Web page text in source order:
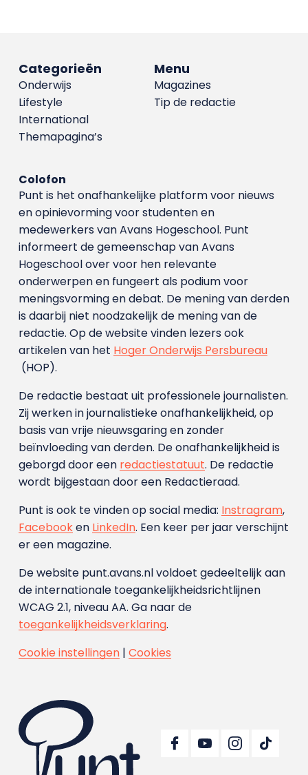
Menu
Magazines
Tip de redactie
Categorieën
Onderwijs
Lifestyle
International
Themapagina’s
Colofon
Punt is het onafhankelijke platform voor nieuws
en opinievorming voor studenten en
medewerkers van Avans Hoge­school. Punt
informeert de gemeenschap van Avans
Hogeschool over voor hen relevante
onderwerpen en fungeert als podium voor
meningsvorming en debat. De mening van derden
is daarbij niet noodzakelijk de mening van de
redactie. Op de website vinden lezers ook
artikelen van het Hoger Onderwijs Persbureau
(HOP).
De redactie bestaat uit professionele journalisten.
Zij werken in journalistieke onafhankelijkheid, op
basis van vrije nieuwsgaring en zonder
beïnvloeding van derden. De onafhankelijkheid is
geborgd door een redactiestatuut. De redactie
wordt bijgestaan door een Redactieraad.
Punt is ook te vinden op social media: Instragram,
Facebooken LinkedIn. Een keer per jaar verschijnt
er een magazine.
De website punt.avans.nl voldoet gedeeltelijk aan
de internationale toegankelijkheidsrichtlijnen
WCAG 2.1, niveau AA. Ga naar de
toegankelijkheidsverklaring.
Cookie instellingen| Cookies